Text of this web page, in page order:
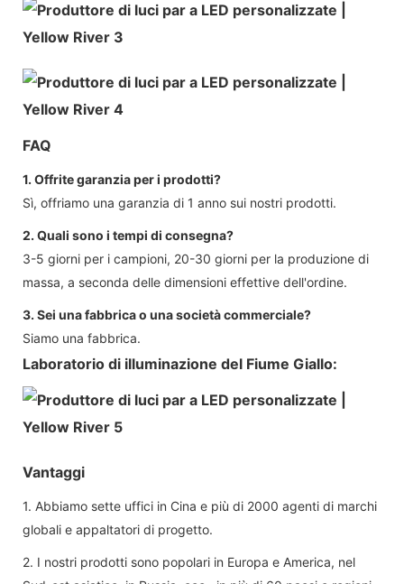
FAQ
1. Offrite garanzia per i prodotti?
Sì, offriamo una garanzia di 1 anno sui nostri prodotti.
2. Quali sono i tempi di consegna?
3-5 giorni per i campioni, 20-30 giorni per la produzione di
massa, a seconda delle dimensioni effettive dell'ordine.
3. Sei una fabbrica o una società commerciale?
Siamo una fabbrica.
Laboratorio di illuminazione del Fiume Giallo:
Vantaggi
1. Abbiamo sette uffici in Cina e più di 2000 agenti di marchi
globali e appaltatori di progetto.
2. I nostri prodotti sono popolari in Europa e America, nel